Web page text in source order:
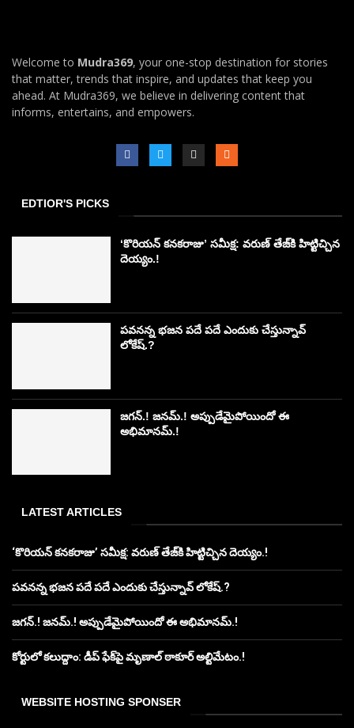
Welcome to Mudra369, your one-stop destination for stories
that matter, trends that inspire, and updates that keep you
ahead. At Mudra369, we believe in delivering content that
informs, entertains, and empowers.
EDTIOR'S PICKS
‘కొరియన్ కనకరాజు’ సమీక్ష: వరుణ్ తేజ్‌కి హిట్టిచ్చిన
దెయ్యం.!
పవనన్న భజన పదే పదే ఎందుకు చేస్తున్నావ్
లోకేష్.?
జగన్.! జనమ్.! అప్పుడేమైపోయిందో ఈ
అభిమానమ్.!
LATEST ARTICLES
‘కొరియన్ కనకరాజు’ సమీక్ష: వరుణ్ తేజ్‌కి హిట్టిచ్చిన దెయ్యం.!
పవనన్న భజన పదే పదే ఎందుకు చేస్తున్నావ్ లోకేష్.?
జగన్.! జనమ్.! అప్పుడేమైపోయిందో ఈ అభిమానమ్.!
కోర్టులో కలుద్దాం: డీప్ ఫేక్‌పై మృణాల్ ఠాకూర్ అల్టిమేటం.!
WEBSITE HOSTING SPONSER